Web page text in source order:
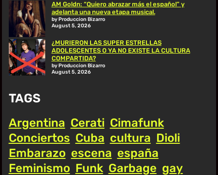
AM Goldn: “Quiero abrazar más el español” y
adelanta una nueva etapa musical.
by Produccion Bizarro
August 5, 2026
¿MURIERON LAS SUPER ESTRELLAS
ADOLESCENTES O YA NO EXISTE LA CULTURA
COMPARTIDA?
by Produccion Bizarro
August 5, 2026
TAGS
Argentina Cerati Cimafunk
Conciertos Cuba cultura Dioli
Embarazo escena españa
Feminismo Funk Garbage gay